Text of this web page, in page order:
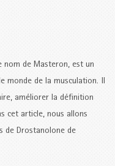
nom de Masteron, est un
monde de la musculation. Il
améliorer la définition
cet article, nous allons
de Drostanolone de